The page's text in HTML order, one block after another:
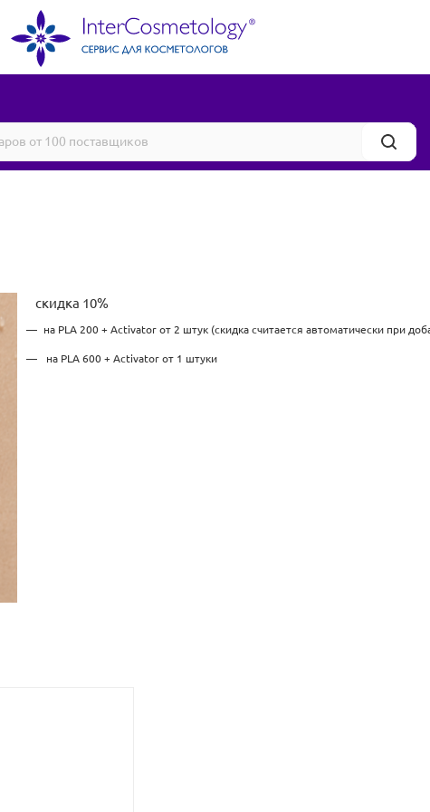
скидка 10%
на PLA 200 + Activator от 2 штук (скидка считается автоматически при
на PLA 600 + Activator от 1 штуки